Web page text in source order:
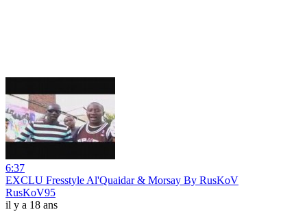
6:37
EXCLU Fresstyle Al'Quaidar & Morsay By RusKoV
RusKoV95
il y a 18 ans